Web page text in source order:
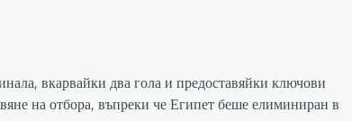
вкарвайки два гола и предоставяйки ключови
на отбора, въпреки че Египет беше елиминиран в